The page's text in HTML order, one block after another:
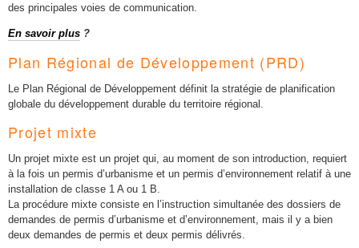
des principales voies de communication.
En savoir plus ?
Plan Régional de Développement (PRD)
Le Plan Régional de Développement définit la stratégie de planification
globale du développement durable du territoire régional.
Projet mixte
Un projet mixte est un projet qui, au moment de son introduction, requiert
à la fois un permis d’urbanisme et un permis d’environnement relatif à une
installation de classe 1 A ou 1 B.
La procédure mixte consiste en l’instruction simultanée des dossiers de
demandes de permis d’urbanisme et d’environnement, mais il y a bien
deux demandes de permis et deux permis délivrés.